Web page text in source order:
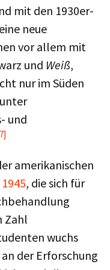
mit den 1930er-
neue
vor allem mit
und Weiß,
nur im Süden
und
amerikanischen
1945, die sich für
Zahl
wuchs
der Erforschung